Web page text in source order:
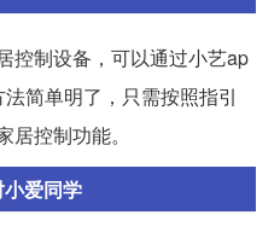
控制设备，可以通过小艺ap
简单明了，只需按照指引
控制功能。
爱同学